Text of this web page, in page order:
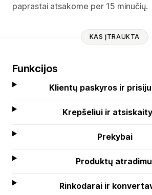
paprastai atsakome per 15 minučių.
KAS ĮTRAUKTA
Funkcijos
Klientų paskyros ir
Krepšeliui ir
Prekybai
Produktų
Rinkodarai ir